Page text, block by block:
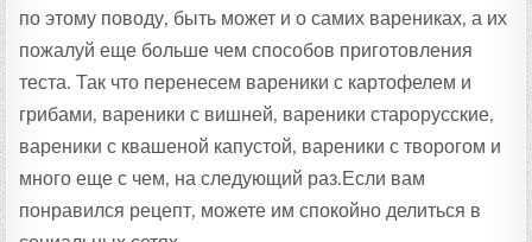
по этому поводу, быть может и о самих варениках, а их
пожалуй еще больше чем способов приготовления
теста. Так что перенесем вареники с картофелем и
грибами, вареники с вишней, вареники старорусские,
вареники с квашеной капустой, вареники с творогом и
много еще с чем, на следующий раз.Если вам
понравился рецепт, можете им спокойно делиться в